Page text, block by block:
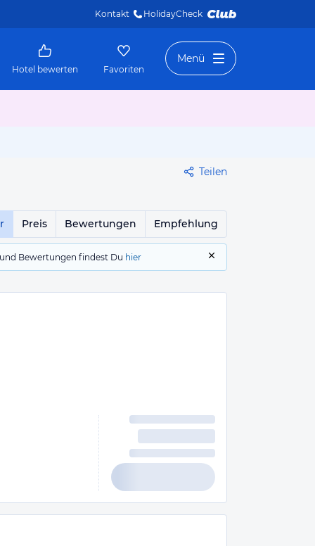
Kontakt HolidayCheck
Hotel bewerten Favoriten
Menü
Teilen
Preis Bewertungen Empfehlung
Bewertungen findest Du hier